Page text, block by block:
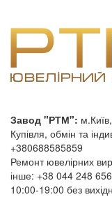
Завод "РТМ":
Купівля, обмін та
+380688585859
Ремонт ювелірних
інше: +38 044 248
10:00-19:00 без